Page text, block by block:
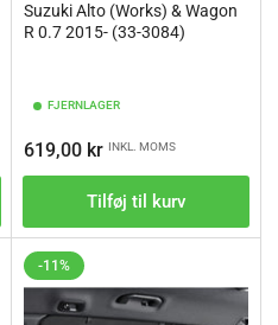
Suzuki Alto (Works) & Wagon
R 0.7 2015- (33-3084)
FJERNLAGER
Vejl.pris
619,00 kr INKL. MOMS
Tilføj til kurv
-11%